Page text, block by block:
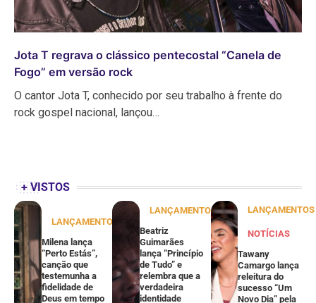
Jota T regrava o clássico pentecostal “Canela de
Fogo” em versão rock
O cantor Jota T, conhecido por seu trabalho à frente do
rock gospel nacional, lançou…
+ VISTOS
LANÇAMENTOS
Milena lança
“Perto Estás”,
canção que
testemunha a
fidelidade de
Deus em tempo
LANÇAMENTOS
Beatriz
Guimarães
lança “Princípio
de Tudo” e
relembra que a
verdadeira
identidade
LANÇAMENTOS
NOTÍCIAS
Tawany
Camargo lança
releitura do
sucesso “Um
Novo Dia” pela